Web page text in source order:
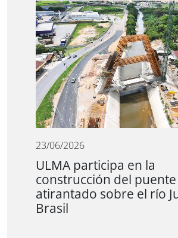
23/06/2026
ULMA participa en la
construcción del puente
atirantado sobre el río
Brasil